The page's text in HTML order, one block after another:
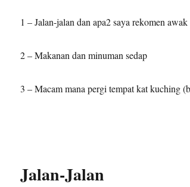
1 – Jalan-jalan dan apa2 saya rekomen
2 – Makanan dan minuman sedap
3 – Macam mana pergi tempat kat kuching
Jalan-Jalan